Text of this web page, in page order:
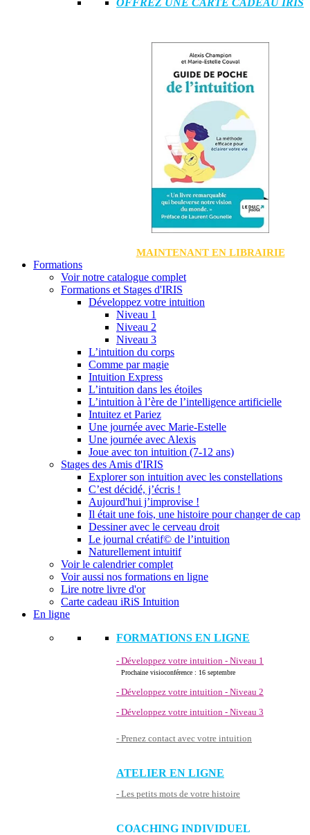
OFFREZ UNE CARTE CADEAU IRIS
MAINTENANT EN LIBRAIRIE
Formations
Voir notre catalogue complet
Formations et Stages d'IRIS
Développez votre intuition
Niveau 1
Niveau 2
Niveau 3
L’intuition du corps
Comme par magie
Intuition Express
L’intuition dans les étoiles
L’intuition à l’ère de l’intelligence artificielle
Intuitez et Pariez
Une journée avec Marie-Estelle
Une journée avec Alexis
Joue avec ton intuition (7-12 ans)
Stages des Amis d'IRIS
Explorer son intuition avec les constellations
C’est décidé, j’écris !
Aujourd'hui j’improvise !
Il était une fois, une histoire pour changer de cap
Dessiner avec le cerveau droit
Le journal créatif© de l’intuition
Naturellement intuitif
Voir le calendrier complet
Voir aussi nos formations en ligne
Lire notre livre d'or
Carte cadeau iRiS Intuition
En ligne
FORMATIONS EN LIGNE
- Développez votre intuition - Niveau 1
Prochaine visioconférence : 16 septembre
- Développez votre intuition - Niveau 2
- Développez votre intuition - Niveau 3
- Prenez contact avec votre intuition
ATELIER EN LIGNE
- Les petits mots de votre histoire
COACHING INDIVIDUEL